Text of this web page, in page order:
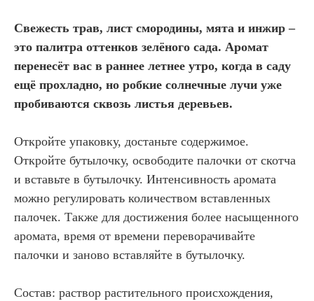
Свежесть трав, лист смородины, мята и инжир –
это палитра оттенков зелёного сада. Аромат
перенесёт вас в раннее летнее утро, когда в саду
ещё прохладно, но робкие солнечные лучи уже
пробиваются сквозь листья деревьев.
Откройте упаковку, достаньте содержимое.
Откройте бутылочку, освободите палочки от скотча
и вставьте в бутылочку. Интенсивность аромата
можно регулировать количеством вставленных
палочек. Также для достижения более насыщенного
аромата, время от времени переворачивайте
палочки и заново вставляйте в бутылочку.
Состав: раствор растительного происхождения,